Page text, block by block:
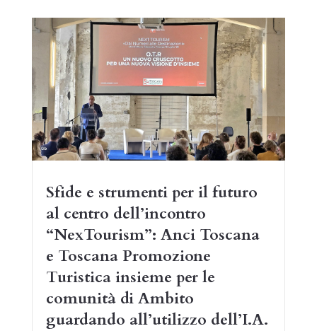
Sfide e strumenti per il futuro
al centro dell’incontro
“NexTourism”: Anci Toscana
e Toscana Promozione
Turistica insieme per le
comunità di Ambito
guardando all’utilizzo dell’I.A.